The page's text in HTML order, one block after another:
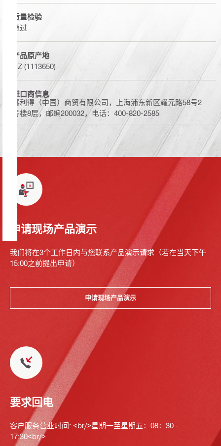
质量检验
通过
产品原产地
CZ (1113650)
进口商信息
喜利得（中国）商贸有限公司，上海浦东新区耀元路58号2
号楼8层，邮编200032，电话：400-820-2585
申请现场产品演示
我们将在3个工作日内与您联系产品演示请求（若在当天下午
15:00之前提出申请）
申请现场产品演示
要求回电
客户服务营业时间: <br/>星期一至星期五：08：30 -
17:30<br/>